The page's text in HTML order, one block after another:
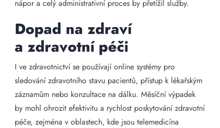
nápor a celý administrativní proces by přetížil služby.
Dopad na zdraví
a zdravotní péči
I ve zdravotnictví se používají online systémy pro
sledování zdravotního stavu pacientů, přístup k lékařským
záznamům nebo konzultace na dálku. Měsíční výpadek
by mohl ohrozit efektivitu a rychlost poskytování zdravotní
péče, zejména v oblastech, kde jsou telemedicína